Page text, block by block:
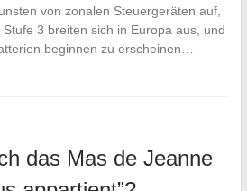
von zonalen Steuergeräten auf,
3 breiten sich in Europa aus, und
beginnen zu erscheinen…
das Mas de Jeanne